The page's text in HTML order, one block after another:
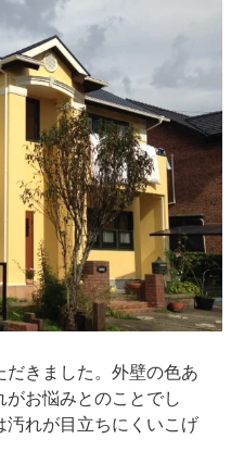
きました。外壁の色あ
お悩みとのことでし
れが目立ちにくいこげ